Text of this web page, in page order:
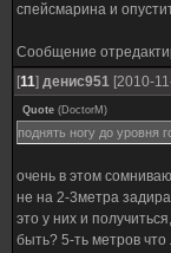
спейсмарина и
Сообщение
[11] денис951 [2010-
Quote (DoctorM )
поднять ногу до уровня
очень в этом
не на 2-3метра
это у них и
быть? 5-ть метров что